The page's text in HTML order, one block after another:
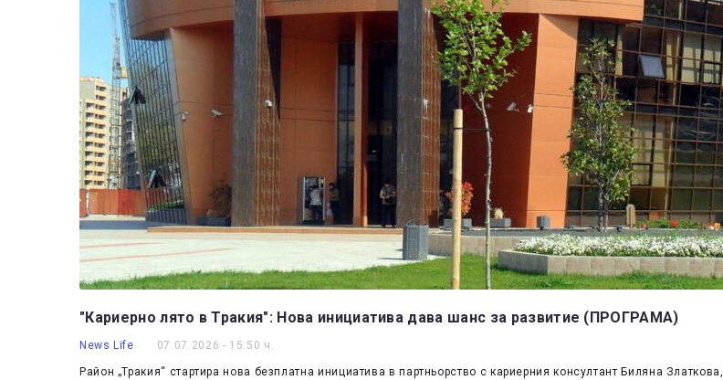
"Кариерно лято в Тракия": Нова инициатива дава шанс за развитие (ПРОГРАМА)
News Life 07.07.2026 - 15:50 ч.
Район „Тракия“ стартира нова безплатна инициатива в партньорство с кариерния консултант Биляна Златкова,